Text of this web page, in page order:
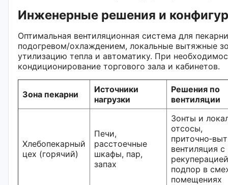
Инженерные решения и
Оптимальная вентиляционная система для
подогревом/охлаждением, локальные вытяжные
утилизацию тепла и автоматику. При
кондиционирование торгового зала и кабинетов.
Зона пекарни
Источники
нагрузки
Решения по
вентиляции
Хлебопекарный
цех (горячий)
Печи,
расстоечные
шкафы, пар,
запах
Зонты и
отсосы,
вентиляция с
подпор в
помещениях